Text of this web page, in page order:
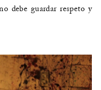
debe guardar respeto y